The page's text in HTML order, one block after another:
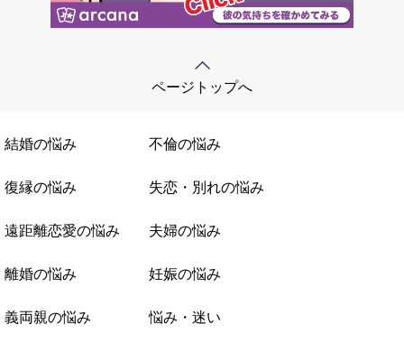
ページトップへ
結婚の悩み 不倫の悩み
復縁の悩み 失恋・別れの悩み
遠距離恋愛の悩み 夫婦の悩み
離婚の悩み 妊娠の悩み
義両親の悩み 悩み・迷い